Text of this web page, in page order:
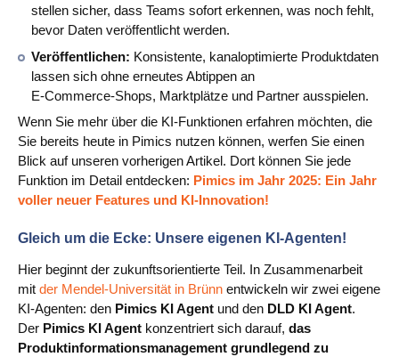
stellen sicher, dass Teams sofort erkennen, was noch fehlt,
bevor Daten veröffentlicht werden.
Veröffentlichen: Konsistente, kanaloptimierte Produktdaten
lassen sich ohne erneutes Abtippen an
E‑Commerce‑Shops, Marktplätze und Partner ausspielen.
Wenn Sie mehr über die KI‑Funktionen erfahren möchten, die
Sie bereits heute in Pimics nutzen können, werfen Sie einen
Blick auf unseren vorherigen Artikel. Dort können Sie jede
Funktion im Detail entdecken: Pimics im Jahr 2025: Ein Jahr
voller neuer Features und KI‑Innovation!
Gleich um die Ecke: Unsere eigenen KI‑Agenten!
Hier beginnt der zukunftsorientierte Teil. In Zusammenarbeit
mit der Mendel‑Universität in Brünn entwickeln wir zwei eigene
KI‑Agenten: den Pimics KI Agent und den DLD KI Agent.
Der Pimics KI Agent konzentriert sich darauf, das
Produktinformationsmanagement grundlegend zu